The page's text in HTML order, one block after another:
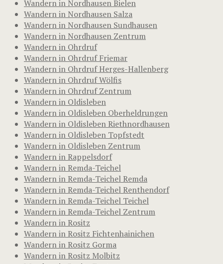
Wandern in Nordhausen Bielen
Wandern in Nordhausen Salza
Wandern in Nordhausen Sundhausen
Wandern in Nordhausen Zentrum
Wandern in Ohrdruf
Wandern in Ohrdruf Friemar
Wandern in Ohrdruf Herges-Hallenberg
Wandern in Ohrdruf Wölfis
Wandern in Ohrdruf Zentrum
Wandern in Oldisleben
Wandern in Oldisleben Oberheldrungen
Wandern in Oldisleben Riethnordhausen
Wandern in Oldisleben Topfstedt
Wandern in Oldisleben Zentrum
Wandern in Rappelsdorf
Wandern in Remda-Teichel
Wandern in Remda-Teichel Remda
Wandern in Remda-Teichel Renthendorf
Wandern in Remda-Teichel Teichel
Wandern in Remda-Teichel Zentrum
Wandern in Rositz
Wandern in Rositz Fichtenhainichen
Wandern in Rositz Gorma
Wandern in Rositz Molbitz